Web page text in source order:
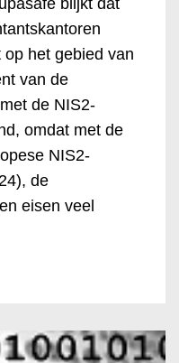
het gebied van
van de
de NIS2-
omdat met de
NIS2-
de
eisen veel